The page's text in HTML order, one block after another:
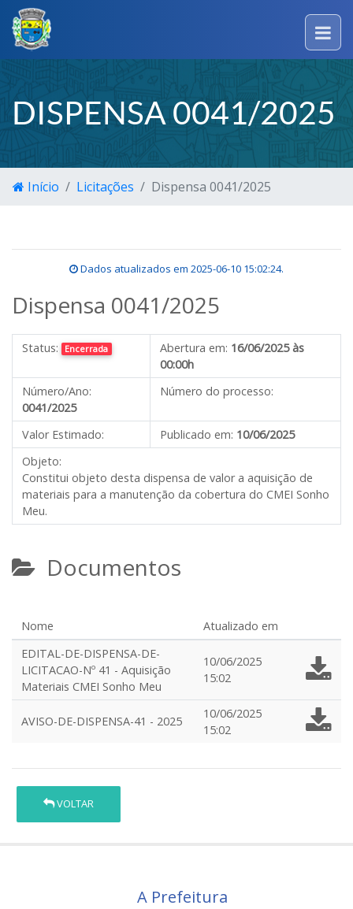
DISPENSA 0041/2025
Início Licitações Dispensa 0041/2025
Dados atualizados em 2025-06-10 15:02:24.
Dispensa 0041/2025
Status: Encerrada Abertura em: 16/06/2025 às
00:00h
Número/Ano:
0041/2025
Número do processo:
Valor Estimado: Publicado em: 10/06/2025
Objeto:
Constitui objeto desta dispensa de valor a aquisição de
materiais para a manutenção da cobertura do CMEI Sonho
Meu.
Documentos
Nome
Atualizado em
EDITAL-DE-DISPENSA-DE-
LICITACAO-Nº 41 - Aquisição
Materiais CMEI Sonho Meu
10/06/2025
15:02
AVISO-DE-DISPENSA-41 - 2025
10/06/2025
15:02
VOLTAR
A Prefeitura